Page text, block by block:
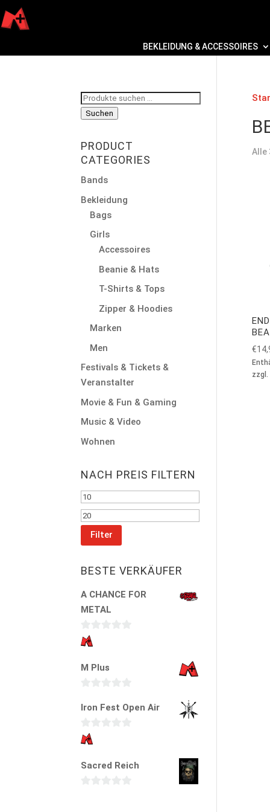
BEKLEIDUNG & ACCESSOIRES
Alle
€
zzgl.
Suchen
nach:
Suchen
PRODUCT
CATEGORIES
Bands
Bekleidung
Bags
Girls
Accessoires
Beanie & Hats
T-Shirts & Tops
Zipper & Hoodies
Marken
Men
Festivals & Tickets &
Veranstalter
Movie & Fun & Gaming
Music & Video
Wohnen
NACH PREIS FILTERN
Min.
Preis
Max.
PreisFilter
BESTE VERKÄUFER
A CHANCE FOR
METAL
0
o
M Plus
v
n
Iron Fest Open Air
0
o
Sacred Reich